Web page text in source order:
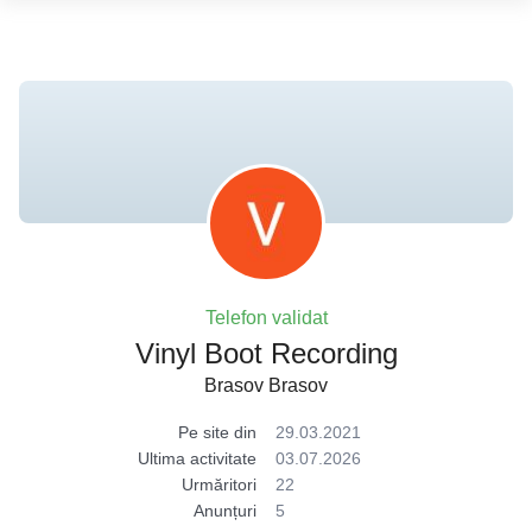
Telefon validat
Vinyl Boot Recording
Brasov Brasov
Pe site din
29.03.2021
Ultima activitate
03.07.2026
Urmăritori
22
Anunțuri
5